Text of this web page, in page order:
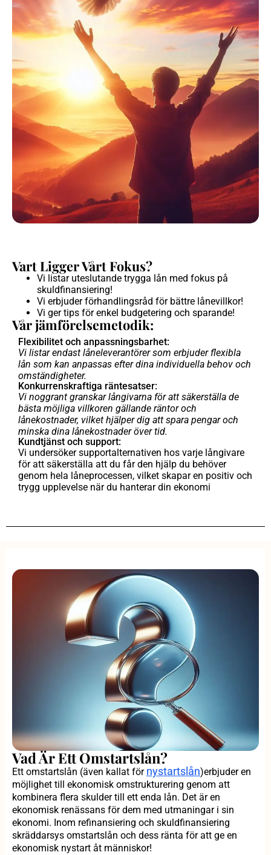
Vart Ligger Vårt Fokus?
Vi listar uteslutande trygga lån med fokus på
skuldfinansiering!
Vi erbjuder förhandlingsråd för bättre lånevillkor!
Vi ger tips för enkel budgetering och sparande!
Vår jämförelsemetodik:
Flexibilitet och anpassningsbarhet:
Vi listar endast låneleverantörer som erbjuder flexibla
lån som kan anpassas efter dina individuella behov och
omständigheter.
Konkurrenskraftiga räntesatser:
Vi noggrant granskar långivarna för att säkerställa de
bästa möjliga villkoren gällande räntor och
lånekostnader, vilket hjälper dig att spara pengar och
minska dina lånekostnader över tid.
Kundtjänst och support:
Vi undersöker supportalternativen hos varje långivare
för att säkerställa att du får den hjälp du behöver
genom hela låneprocessen, vilket skapar en positiv och
trygg upplevelse när du hanterar din ekonomi
Vad Är Ett Omstartslån?
Ett omstartslån (även kallat för nystartslån)erbjuder en
möjlighet till ekonomisk omstrukturering genom att
kombinera flera skulder till ett enda lån. Det är en
ekonomisk renässans för dem med utmaningar i sin
ekonomi. Inom refinansiering och skuldfinansiering
skräddarsys omstartslån och dess ränta för att ge en
ekonomisk nystart åt människor!